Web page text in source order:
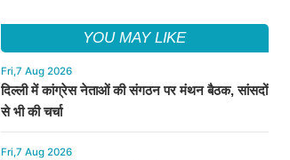
YOU MAY LIKE
Fri,7 Aug 2026
दिल्ली में कांग्रेस नेताओं की संगठन पर मंथन बैठक, सांसदों
से भी की चर्चा
Fri,7 Aug 2026